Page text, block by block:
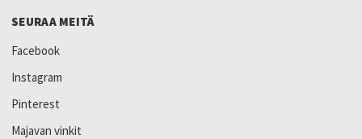
SEURAA MEITÄ
Facebook
Instagram
Pinterest
Majavan vinkit